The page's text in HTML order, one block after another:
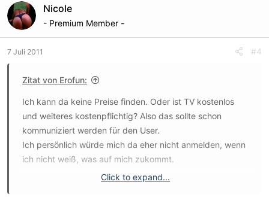
Nicole
- Premium Member -
7 Juli 2011 #4
Zitat von Erofun:
Ich kann da keine Preise finden. Oder ist TV kostenlos
und weiteres kostenpflichtig? Also das sollte schon
kommuniziert werden für den User.
Ich persönlich würde mich da eher nicht anmelden, wenn
ich nicht weiß, was auf mich zukommt.
Click to expand...